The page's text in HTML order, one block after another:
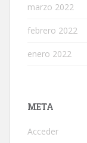
marzo 2022
febrero 2022
enero 2022
META
Acceder